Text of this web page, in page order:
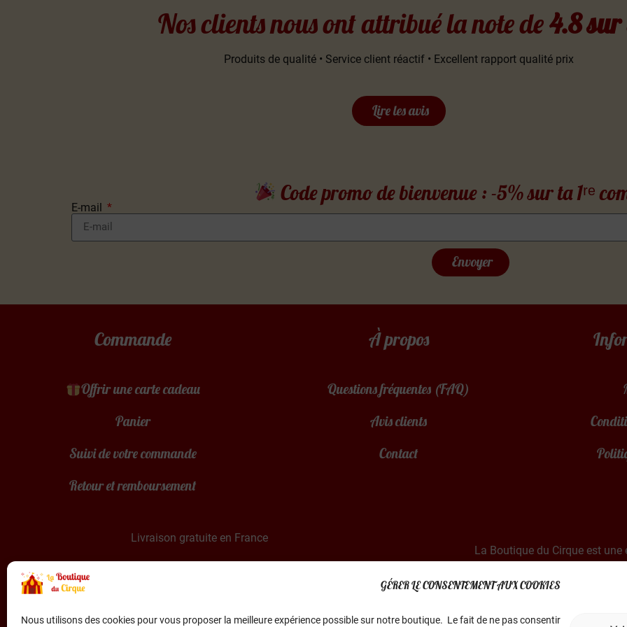
GÉRER LE CONSENTEMENT AUX COOKIES
Nous utilisons des cookies pour vous proposer la meilleure expérience possible sur notre boutique. Le fait de ne pas consentir
Nos clients nous ont attribué la note de4.8
Produits de qualité • Service client réactif • Excellent rapport qualité prix
Lire les avis
Code promo de bienvenue : -5% sur ta 1ʳᵉ
E-mail
Envoyer
Commande
Offrir une carte cadeau
Panier
Suivi de votre commande
Retour et remboursement
À propos
Questions fréquentes (FAQ)
Avis clients
Contact
Livraison gratuite en France
La Boutique du Cirque est